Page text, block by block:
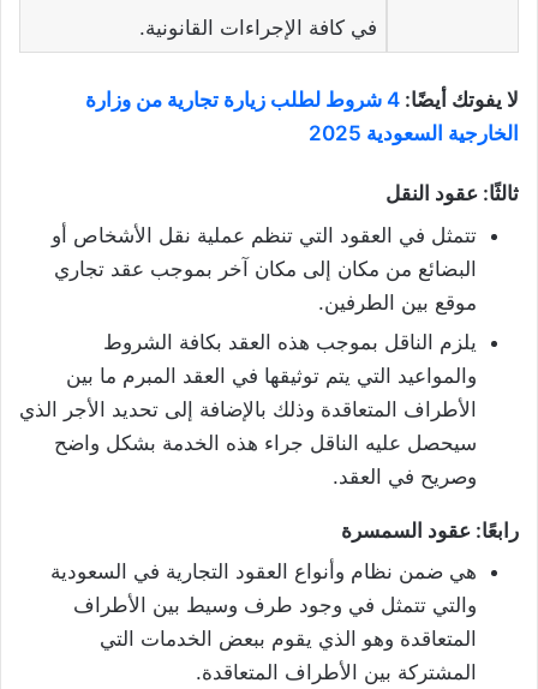
في كافة الإجراءات القانونية.
لا يفوتك أيضًا:
4 شروط لطلب زيارة تجارية من وزارة
الخارجية السعودية 2025
ثالثًا: عقود النقل
تتمثل في العقود التي تنظم عملية نقل الأشخاص أو
البضائع من مكان إلى مكان آخر بموجب عقد تجاري
موقع بين الطرفين.
يلزم الناقل بموجب هذه العقد بكافة الشروط
والمواعيد التي يتم توثيقها في العقد المبرم ما بين
الأطراف المتعاقدة وذلك بالإضافة إلى تحديد الأجر الذي
سيحصل عليه الناقل جراء هذه الخدمة بشكل واضح
وصريح في العقد.
رابعًا: عقود السمسرة
هي ضمن نظام وأنواع العقود التجارية في السعودية
والتي تتمثل في وجود طرف وسيط بين الأطراف
المتعاقدة وهو الذي يقوم ببعض الخدمات التي
المشتركة بين الأطراف المتعاقدة.